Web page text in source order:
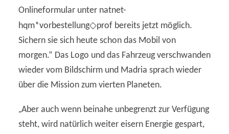
Onlineformular unter natnet-
hqm*vorbestellung◇prof bereits jetzt möglich.
Sichern sie sich heute schon das Mobil von
morgen.“ Das Logo und das Fahrzeug verschwanden
wieder vom Bildschirm und Madria sprach wieder
über die Mission zum vierten Planeten.
„Aber auch wenn beinahe unbegrenzt zur Verfügung
steht, wird natürlich weiter eisern Energie gespart,